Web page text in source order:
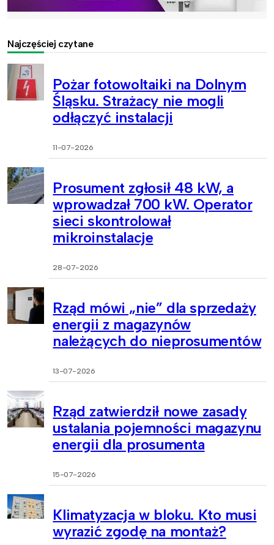
Najczęściej czytane
Pożar fotowoltaiki na Dolnym
Śląsku. Strażacy nie mogli
odłączyć instalacji
11-07-2026
Prosument zgłosił 48 kW, a
wprowadzał 700 kW. Operator
sieci skontrolował
mikroinstalacje
28-07-2026
Rząd mówi „nie” dla sprzedaży
energii z magazynów
należących do nieprosumentów
13-07-2026
Rząd zatwierdził nowe zasady
ustalania pojemności magazynu
energii dla prosumenta
15-07-2026
Klimatyzacja w bloku. Kto musi
wyrazić zgodę na montaż?